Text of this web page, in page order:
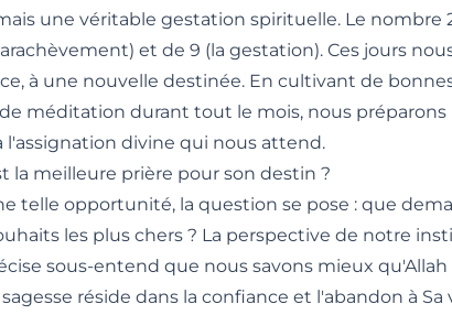
une véritable gestation spirituelle. Le
et de 9 (la gestation). Ces jours
à une nouvelle destinée. En cultivant de
méditation durant tout le mois, nous
l'assignation divine qui nous attend.
la meilleure prière pour son destin ?
telle opportunité, la question se pose : que
les plus chers ? La perspective de notre
sous-entend que nous savons mieux
réside dans la confiance et l'abandon à Sa